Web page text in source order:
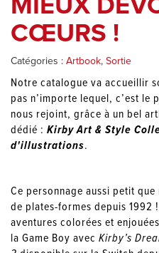
CŒURS !
Catégories : Artbook, Sortie
Notre catalogue va accueillir
pas n’importe lequel, c’est le
nous rejoint, grâce à un bel
dédié : Kirby Art & Style
d'illustrations.
Ce personnage aussi petit
de plates-formes depuis 1992
aventures colorées et
la Game Boy avec Kirby’s